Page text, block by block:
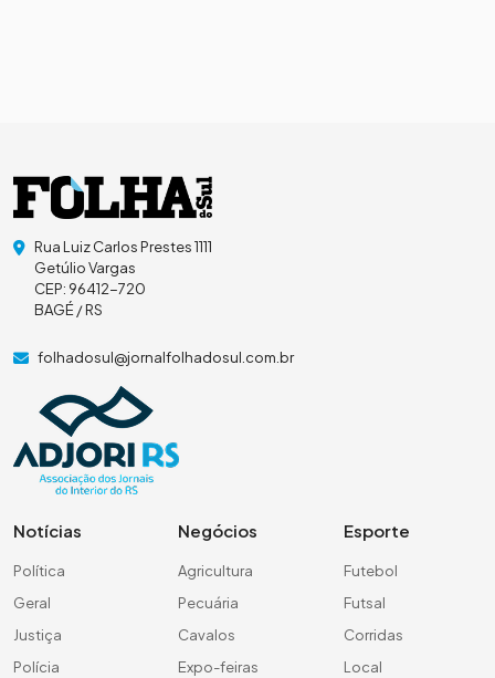
Rua Luiz Carlos Prestes 1111
Getúlio Vargas
CEP: 96412-720
BAGÉ / RS
folhadosul@jornalfolhadosul.com.br
Notícias
Política
Geral
Justiça
Polícia
Negócios
Agricultura
Pecuária
Cavalos
Expo-feiras
Esporte
Futebol
Futsal
Corridas
Local